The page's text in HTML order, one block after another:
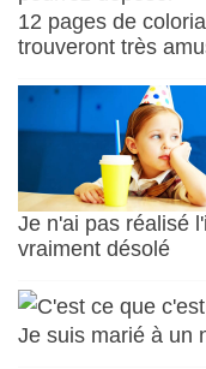
12 pages de
trouveront très
Je n'ai pas réalisé
vraiment désolé
Je suis marié à un